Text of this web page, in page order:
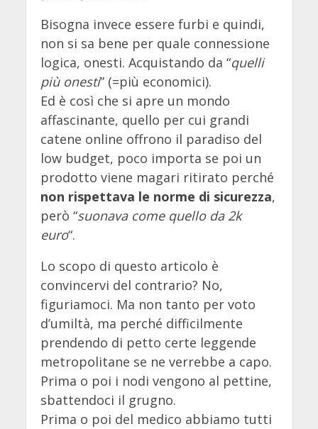
Bisogna invece essere furbi e quindi,
non si sa bene per quale connessione
logica, onesti. Acquistando da “quelli
più onesti” (=più economici).
Ed è così che si apre un mondo
affascinante, quello per cui grandi
catene online offrono il paradiso del
low budget, poco importa se poi un
prodotto viene magari ritirato perché
non rispettava le norme di sicurezza,
però “suonava come quello da 2k
euro“.
Lo scopo di questo articolo è
convincervi del contrario? No,
figuriamoci. Ma non tanto per voto
d’umiltà, ma perché difficilmente
prendendo di petto certe leggende
metropolitane se ne verrebbe a capo.
Prima o poi i nodi vengono al pettine,
sbattendoci il grugno.
Prima o poi del medico abbiamo tutti